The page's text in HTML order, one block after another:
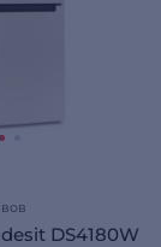
DS4180W